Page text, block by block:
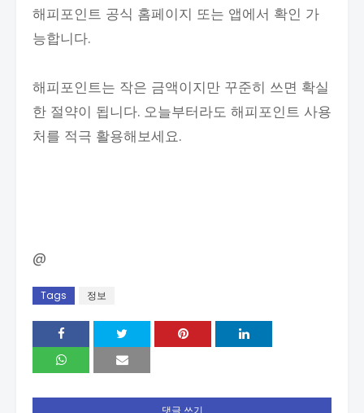
해피포인트 공식 홈페이지 또는 앱에서 확인 가
능합니다.
해피포인트는 작은 금액이지만 꾸준히 쓰면 확실
한 절약이 됩니다. 오늘부터라도 해피포인트 사용
처를 적극 활용해보세요.
@
Tags 정보
댓글 쓰기